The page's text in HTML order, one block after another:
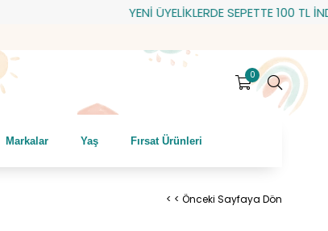
YENİ ÜYELİKLERDE SEPETTE 100 TL
0
Markalar Yaş Fırsat Ürünleri
< < Önceki Sayfaya Dön